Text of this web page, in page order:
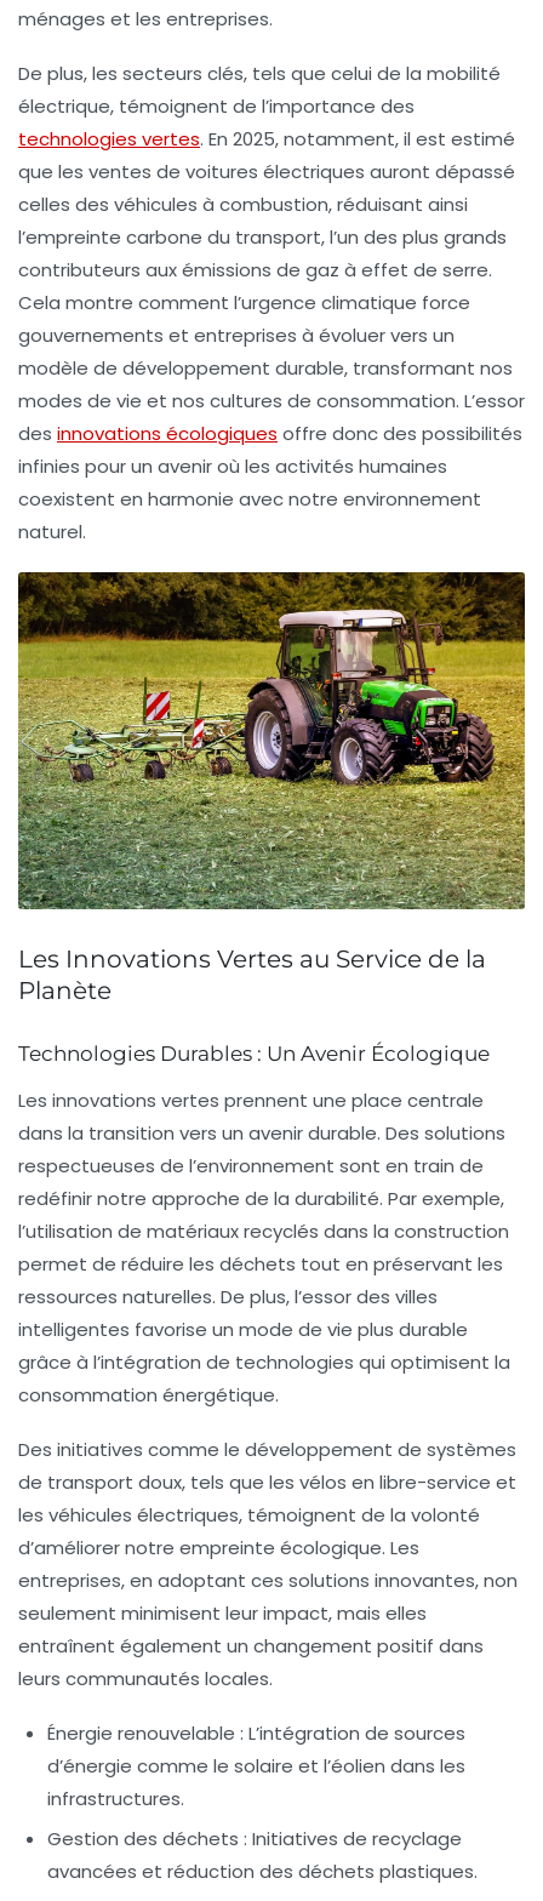
ménages et les entreprises.
De plus, les secteurs clés, tels que celui de la mobilité
électrique, témoignent de l’importance des
technologies vertes. En 2025, notamment, il est estimé
que les ventes de voitures électriques auront dépassé
celles des véhicules à combustion, réduisant ainsi
l’empreinte carbone du transport, l’un des plus grands
contributeurs auxémissions de gaz à effet de serre.
Cela montre comment l’urgence climatique force
gouvernements et entreprises à évoluer vers un
modèle de développement durable, transformant nos
modes de vie et nos cultures de consommation. L’essor
des innovations écologiques offre donc des possibilités
infinies pour un avenir où les activités humaines
coexistent en harmonie avec notre environnement
naturel.
Les Innovations Vertes au Service de la
Planète
Technologies Durables : Un Avenir Écologique
Les innovations vertes prennent une place centrale
dans la transition vers un avenir durable. Des solutions
respectueuses de l’environnement sont en train de
redéfinir notre approche de la durabilité. Par exemple,
l’utilisation de matériaux recyclés dans la construction
permet de réduire les déchets tout en préservant les
ressources naturelles. De plus, l’essor des villes
intelligentes favorise un mode de vie plus durable
grâce à l’intégration de technologies qui optimisent la
consommation énergétique.
Des initiatives comme le développement de systèmes
de transport doux, tels que les vélos en libre-service et
les véhicules électriques, témoignent de la volonté
d’améliorer notre empreinte écologique. Les
entreprises, en adoptant ces solutions innovantes, non
seulement minimisent leur impact, mais elles
entraînent également un changement positif dans
leurs communautés locales.
Énergie renouvelable : L’intégration de sources
d’énergie comme le solaire et l’éolien dans les
infrastructures.
Gestion des déchets : Initiatives de recyclage
avancées et réduction des déchets plastiques.